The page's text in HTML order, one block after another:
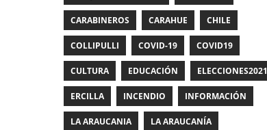
CARABINEROS CARAHUE CHILE
COLLIPULLI COVID-19 COVID19
CULTURA EDUCACIÓN ELECCIONES2021
ERCILLA INCENDIO INFORMACIÓN
LA ARAUCANIA LA ARAUCANÍA